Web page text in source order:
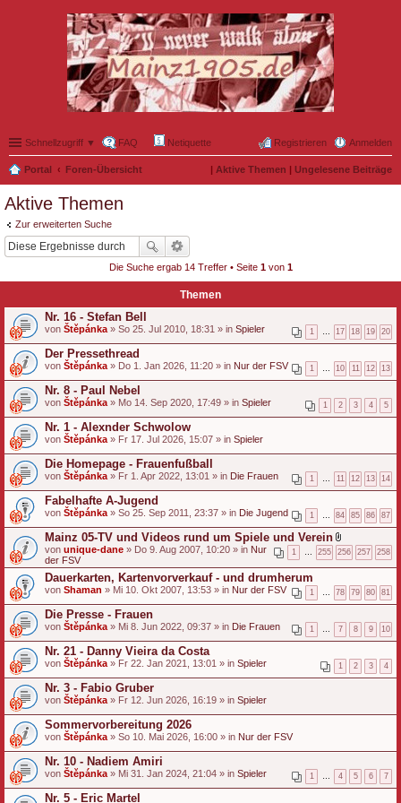
Schnellzugriff ▼ FAQ Netiquette Anmelden
Registrieren
Portal Foren-Übersicht | Aktive Themen | Ungelesene Beiträge
Aktive Themen
Zur erweiterten Suche
Die Suche ergab 14 Treffer • Seite 1von 1
Themen
Nr. 16 - Stefan Bell
1 17 18 19 20
von Štěpánka » So 25. Jul 2010, 18:31 » in Spieler
Der Pressethread
1 10 11 12 13
von Štěpánka » Do 1. Jan 2026, 11:20 » in Nur der FSV
Nr. 8 - Paul Nebel
1 2 3 4 5
von Štěpánka » Mo 14. Sep 2020, 17:49 » in Spieler
Nr. 1 - Alexnder Schwolow
von Štěpánka » Fr 17. Jul 2026, 15:07 » in Spieler
Die Homepage - Frauenfußball
1 11 12 13 14
von Štěpánka » Fr 1. Apr 2022, 13:01 » in Die Frauen
Fabelhafte A-Jugend
1 84 85 86 87
von Štěpánka » So 25. Sep 2011, 23:37 » in Die Jugend
Mainz 05-TV und Videos rund um Spiele und Verein
D
a
t
i
a
h
n
1 255 256 257 258
von unique-dane » Do 9. Aug 2007, 10:20 » in Nur
der FSV
Dauerkarten, Kartenvorverkauf - und drumherum
1 78 79 80 81
von Shaman » Mi 10. Okt 2007, 13:53 » in Nur der FSV
Die Presse - Frauen
1 7 8 9 10
von Štěpánka » Mi 8. Jun 2022, 09:37 » in Die Frauen
Nr. 21 - Danny Vieira da Costa
1 2 3 4
von Štěpánka » Fr 22. Jan 2021, 13:01 » in Spieler
Nr. 3 - Fabio Gruber
von Štěpánka » Fr 12. Jun 2026, 16:19 » in Spieler
Sommervorbereitung 2026
von Štěpánka » So 10. Mai 2026, 16:00 » in Nur der FSV
Nr. 10 - Nadiem Amiri
1 4 5 6 7
von Štěpánka » Mi 31. Jan 2024, 21:04 » in Spieler
Nr. 5 - Eric Martel